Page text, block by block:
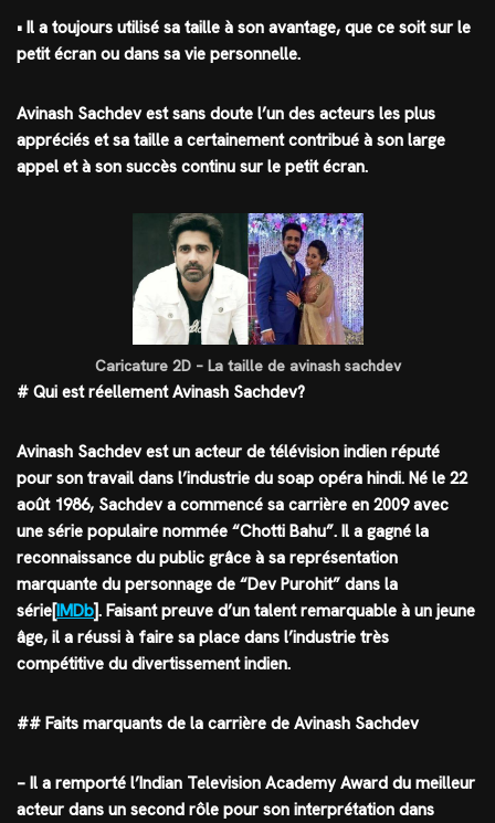
• Il a toujours utilisé sa taille à son avantage, que ce soit sur le
petit écran ou dans sa vie personnelle.
Avinash Sachdev est sans doute l’un des acteurs les plus
appréciés et sa taille a certainement contribué à son large
appel et à son succès continu sur le petit écran.
Caricature 2D – La taille de avinash sachdev
# Qui est réellement Avinash Sachdev?
Avinash Sachdev est un acteur de télévision indien réputé
pour son travail dans l’industrie du soap opéra hindi. Né le 22
août 1986, Sachdev a commencé sa carrière en 2009 avec
une série populaire nommée “Chotti Bahu”. Il a gagné la
reconnaissance du public grâce à sa représentation
marquante du personnage de “Dev Purohit” dans la
série[IMDb]. Faisant preuve d’un talent remarquable à un jeune
âge, il a réussi à faire sa place dans l’industrie très
compétitive du divertissement indien.
## Faits marquants de la carrière de Avinash Sachdev
– Il a remporté l’Indian Television Academy Award du meilleur
acteur dans un second rôle pour son interprétation dans